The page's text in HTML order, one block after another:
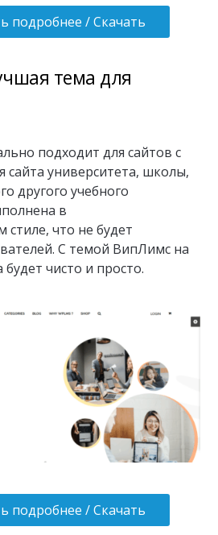
подробнее / Скачать
тема для
подходит для сайтов с
сайта университета, школы,
другого учебного
в
что не будет
С темой ВипЛимс на
чисто и просто.
подробнее / Скачать